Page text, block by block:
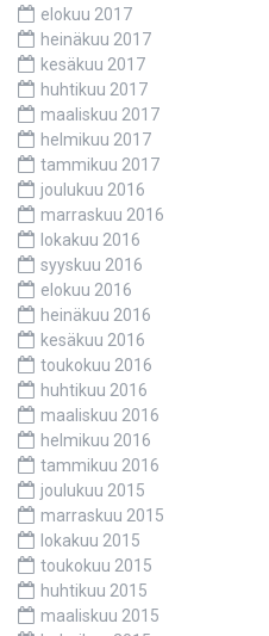
elokuu 2017
heinäkuu 2017
kesäkuu 2017
huhtikuu 2017
maaliskuu 2017
helmikuu 2017
tammikuu 2017
joulukuu 2016
marraskuu 2016
lokakuu 2016
syyskuu 2016
elokuu 2016
heinäkuu 2016
kesäkuu 2016
toukokuu 2016
huhtikuu 2016
maaliskuu 2016
helmikuu 2016
tammikuu 2016
joulukuu 2015
marraskuu 2015
lokakuu 2015
toukokuu 2015
huhtikuu 2015
maaliskuu 2015